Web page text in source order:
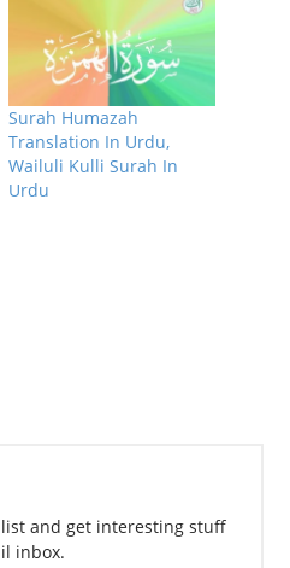
Surah Humazah
Translation In Urdu,
Wailuli Kulli Surah In
Urdu
and get interesting stuff
inbox.